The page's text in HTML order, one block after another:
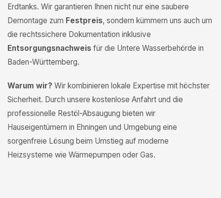
Erdtanks. Wir garantieren Ihnen nicht nur eine saubere
Demontage zum Festpreis, sondern kümmern uns auch um
die rechtssichere Dokumentation inklusive
Entsorgungsnachweis für die Untere Wasserbehörde in
Baden-Württemberg.
Warum wir? Wir kombinieren lokale Expertise mit höchster
Sicherheit. Durch unsere kostenlose Anfahrt und die
professionelle Restöl-Absaugung bieten wir
Hauseigentümern in Ehningen und Umgebung eine
sorgenfreie Lösung beim Umstieg auf moderne
Heizsysteme wie Wärmepumpen oder Gas.